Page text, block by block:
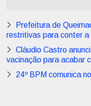
Prefeitura de
restritivas para conter a
Cláudio Castro
vacinação para acabar
24º BPM comunica